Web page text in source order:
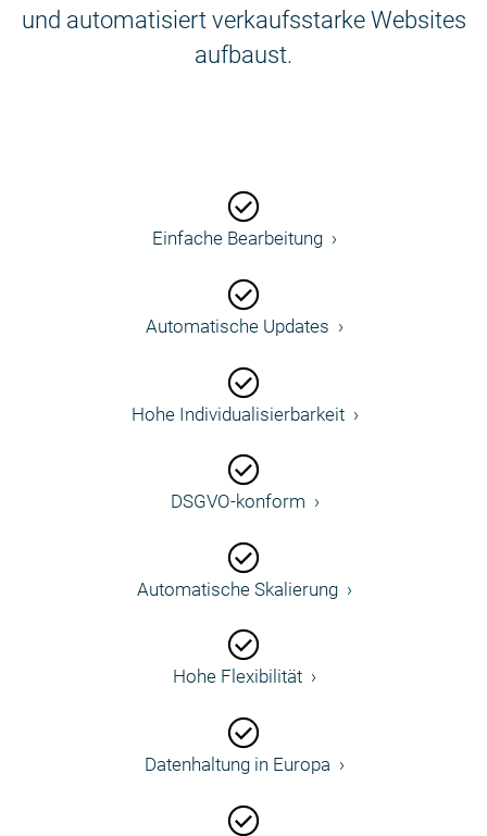
und automatisiert verkaufsstarke Websites
aufbaust.
Einfache Bearbeitung
Automatische Updates
Hohe Individualisierbarkeit
DSGVO-konform
Automatische Skalierung
Hohe Flexibilität
Datenhaltung in Europa